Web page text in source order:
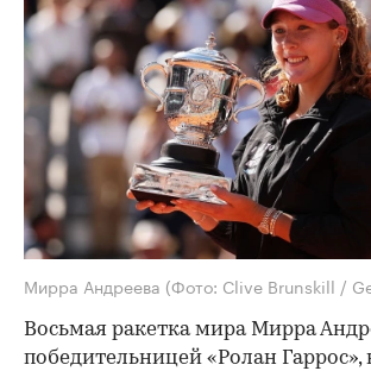
Мирра Андреева (Фото: Clive Brunskill /
Восьмая ракетка мира Мирра
победительницей «Ролан Гаррос»,